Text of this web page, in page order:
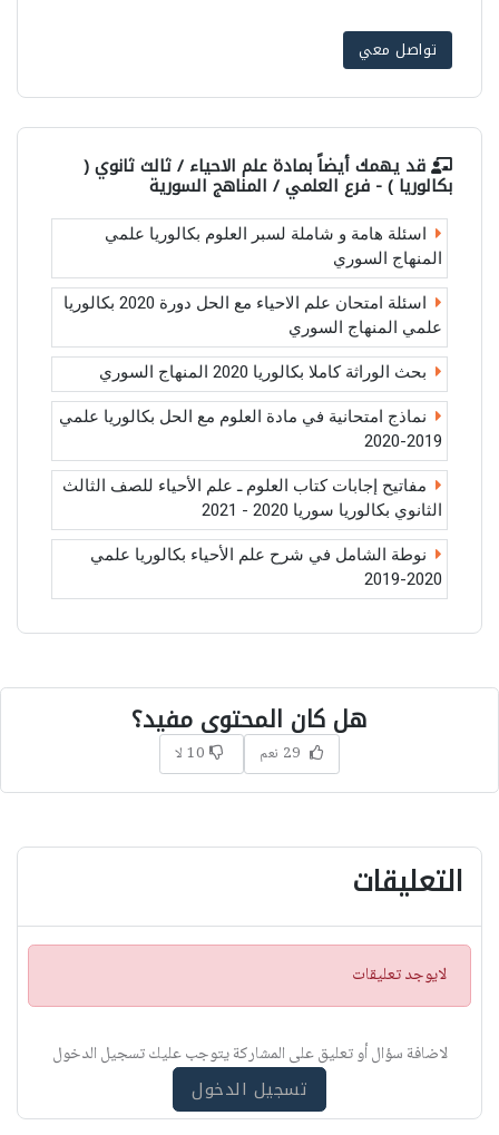
تواصل معي
قد يهمك أيضاً بمادةعلم الاحياء / ثالث ثانوي (
بكالوريا ) - فرع العلمي / المناهج السورية
اسئلة هامة و شاملة لسبر العلوم بكالوريا علمي
المنهاج السوري
اسئلة امتحان علم الاحياء مع الحل دورة 2020 بكالوريا
علمي المنهاج السوري
بحث الوراثة كاملا بكالوريا 2020 المنهاج السوري
نماذج امتحانية في مادة العلوم مع الحل بكالوريا علمي
2019-2020
مفاتيح إجابات كتاب العلوم ـ علم الأحياء للصف الثالث
الثانوي بكالوريا سوريا 2020 - 2021
نوطة الشامل في شرح علم الأحياء بكالوريا علمي
2020-2019
هل كان المحتوى مفيد؟
29 نعم 10 لا
التعليقات
ت
ن
ي
لايوجد تعليقات
لاضافة سؤال أو تعليق على المشاركة يتوجب عليك تسجيل الدخول
تسجيل الدخول